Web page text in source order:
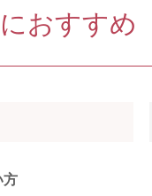
おすすめ
方